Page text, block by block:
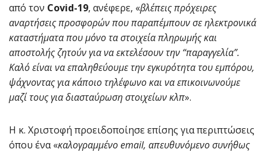
από τον Covid-19, ανέφερε, «βλέπεις πρόχειρες
αναρτήσεις προσφορών που παραπέμπουν σε ηλεκτρονικά
καταστήματα που μόνο τα στοιχεία πληρωμής και
αποστολής ζητούν για να εκτελέσουν την “παραγγελία”.
Καλό είναι να επαληθεύουμε την εγκυρότητα του εμπόρου,
ψάχνοντας για κάποιο τηλέφωνο και να επικοινωνούμε
μαζί τους για διασταύρωση στοιχείων κλπ».
Η κ. Χριστοφή προειδοποίησε επίσης για περιπτώσεις
όπου ένα «καλογραμμένο email, απευθυνόμενο συνήθως